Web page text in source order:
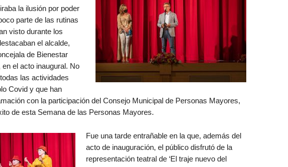
la ilusión por poder
parte de las rutinas
visto durante los
el alcalde,
de Bienestar
el acto inaugural. No
las actividades
Covid y que han
con la participación del Consejo Municipal de Personas Mayores,
de esta Semana de las Personas Mayores.
Fue una tarde entrañable en la que, además del
acto de inauguración, el público disfrutó de la
representación teatral de ‘El traje nuevo del